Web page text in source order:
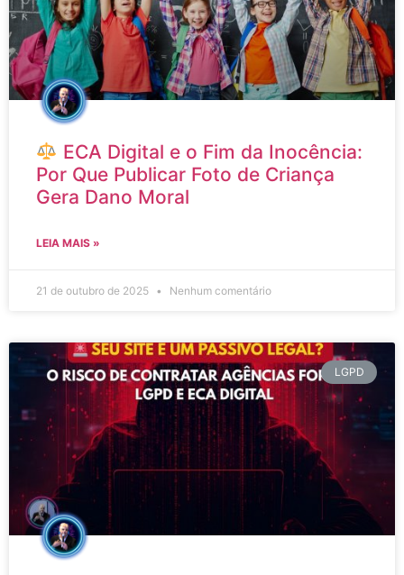
ECA Digital e o Fim da Inocência:
Por Que Publicar Foto de Criança
Gera Dano Moral
LEIA MAIS »
21 de outubro de 2025 Nenhum comentário
LGPD